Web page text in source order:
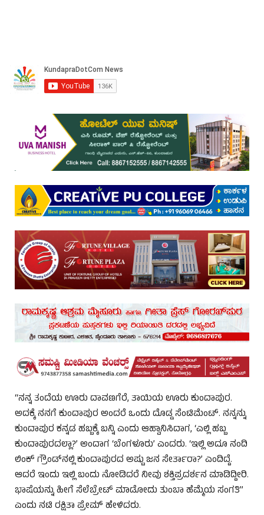
“ನನ್ನ ತಂದೆಯ ಊರು ದಾವಣಗೆರೆ, ತಾಯಿಯ ಊರು ಕುಂದಾಪುರ.
ಅದಕ್ಕೆ ನನಗೆ ಕುಂದಾಪುರ ಅಂದರೆ ಒಂದು ದೊಡ್ಡ ಸೆಂಟಿಮೆಂಟ್. ನನ್ನನ್ನು
ಕುಂದಾಪುರ ಕನ್ನಡ ಹಬ್ಬಕ್ಕೆ ಬನ್ನಿ ಎಂದು ಆಹ್ವಾನಿಸಿದಾಗ, ‘ಎಲ್ಲಿ ಹಬ್ಬ
ಕುಂದಾಪುರದಲ್ಲಾ?’ ಅಂದಾಗ ‘ಬೆಂಗಳೂರು’ ಎಂದರು. ‘ಇಲ್ಲಿ ಅದೂ ನಂದಿ
ಲಿಂಕ್ ಗ್ರೌಂಡ್‌ನಲ್ಲಿ ಕುಂದಾಪುರದ ಅಷ್ಟು ಜನ ಸೇರ್ತಾರಾ?’ ಎಂದಿದ್ದೆ.
ಆದರೆ ಇಂದು ಇಲ್ಲಿ ಬಂದು ನೋಡಿದರೆ ನೀವು ಶಕ್ತಿಪ್ರದರ್ಶನ ಮಾಡಿದ್ದೀರಿ.
ಭಾಷೆಯನ್ನು ಹೀಗೆ ಸೆಲೆಬ್ರೇಟ್ ಮಾಡೋದು ತುಂಬಾ ಹೆಮ್ಮೆಯ ಸಂಗತಿ”
ಎಂದು ನಟಿ ರಕ್ಷಿತಾ ಪ್ರೇಮ್ ಹೇಳಿದರು.